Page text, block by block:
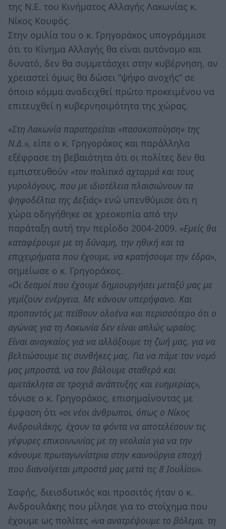
της Ν.Ε. του Κινήματος Αλλαγής Λακωνίας κ.
Νίκος Κουφός.
Στην ομιλία του ο κ. Γρηγοράκος υπογράμμισε
ότι το Κίνημα Αλλαγής θα είναι αυτόνομο και
δυνατό, δεν θα συμμετάσχει στην κυβέρνηση, αν
χρειαστεί όμως θα δώσει “ψήφο ανοχής” σε
όποιο κόμμα αναδειχθεί πρώτο προκειμένου να
επιτευχθεί η κυβερνησιμότητα της χώρας.
«Στη Λακωνία παρατηρείται «πασοκοποίηση» της
Ν.Δ.», είπε ο κ. Γρηγοράκος και παράλληλα
εξέφρασε τη βεβαιότητα ότι οι πολίτες δεν θα
εμπιστευθούν «τον πολιτικό αχταρμά και τους
γυρολόγους, που με ιδιοτέλεια πλαισιώνουν τα
ψηφοδέλτια της Δεξιάς» ενώ υπενθύμισε ότι η
χώρα οδηγήθηκε σε χρεοκοπία από την
παράταξη αυτή την περίοδο 2004-2009. «Εμείς θα
καταφέρουμε με τη δύναμη, την ηθική και τα
επιχειρήματα που έχουμε, να κρατήσουμε την έδρα»,
σημείωσε ο κ. Γρηγοράκος.
«Οι δεσμοί που έχουμε δημιουργήσει μεταξύ μας με
γεμίζουν ενέργεια. Με κάνουν υπερήφανο. Και
προπαντός με πείθουν ολοένα και περισσότερο ότι ο
αγώνας για τη Λακωνία δεν είναι απλώς ωραίος.
Είναι αναγκαίος για να αλλάξουμε τη ζωή μας, για να
βελτιώσουμε τις συνθήκες μας. Για να πάμε τον νομό
μας μπροστά, να τον βάλουμε σταθερά και
αμετάκλητα σε τροχιά ανάπτυξης και ευημερίας»,
τόνισε ο κ. Γρηγοράκος, επισημαίνοντας με
έμφαση ότι «οι νέοι άνθρωποι, όπως ο Νίκος
Ανδρουλάκης, έχουν τα φόντα να αποτελέσουν τις
γέφυρες επικοινωνίας με τη νεολαία για να την
κάνουμε πρωταγωνίστρια στην καινούργια εποχή
που διανοίγεται μπροστά μας μετά τις 8 Ιουλίου».
Σαφής, διεισδυτικός και προσιτός ήταν ο κ.
Ανδρουλάκης που μίλησε για το στοίχημα που
έχουμε ως πολίτες «να ανατρέψουμε το βόλεμα, τη